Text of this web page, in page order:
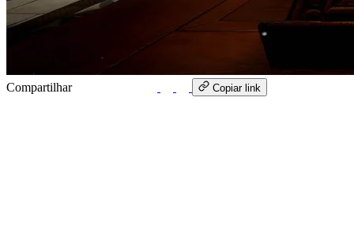
Compartilhar Copiar link